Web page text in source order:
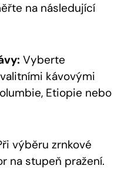
na následující
Vyberte
kávovými
Etiopie nebo
výběru zrnkové
na stupeň pražení.